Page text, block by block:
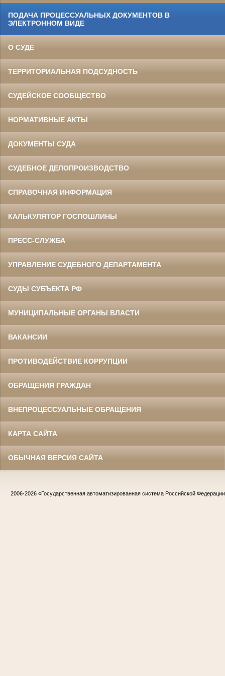
ПОДАЧА ПРОЦЕССУАЛЬНЫХ ДОКУМЕНТОВ В
ЭЛЕКТРОННОМ ВИДЕ
О СУДЕ
ТЕРРИТОРИАЛЬНАЯ ПОДСУДНОСТЬ
СУДЕЙСКОЕ СООБЩЕСТВО
НОРМАТИВНЫЕ АКТЫ
ДОКУМЕНТЫ СУДА
СУДЕБНОЕ ДЕЛОПРОИЗВОДСТВО
СПРАВОЧНАЯ ИНФОРМАЦИЯ
КАЛЬКУЛЯТОР ГОСПОШЛИНЫ
ПРЕСС-СЛУЖБА
УПРАВЛЕНИЕ СУДЕБНОГО ДЕПАРТАМЕНТА
СУДЫ СУБЪЕКТА РФ
МУНИЦИПАЛЬНЫЕ ОРГАНЫ ВЛАСТИ
ВАКАНСИИ
ПРОТИВОДЕЙСТВИЕ КОРРУПЦИИ
ОБРАЩЕНИЯ ГРАЖДАН
ВНЕПРОЦЕССУАЛЬНЫЕ ОБРАЩЕНИЯ
КАРТА САЙТА
ОБЫЧНАЯ ВЕРСИЯ САЙТА
2006-2026 «Государственная автоматизированная система Российской